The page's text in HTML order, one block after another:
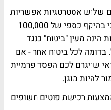
שלוש אסטרטגיות אפשריות
להגנה על תיק השקעות מנייתי בהיקף כספי של 100,000
מעין "ביטוח" כנגד
בדומה לכל ביטוח אחר - אם
שייגרם לכם הפסד פרמיית
להיות מוגן.